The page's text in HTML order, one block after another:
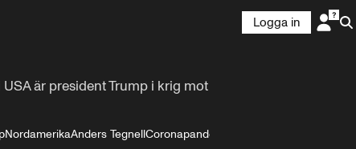
Logga in
är president Trump i krig mot
NordamerikaAnders TegnellCoronapandemin